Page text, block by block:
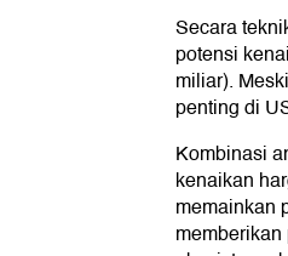
Secara
potensi
miliar).
penting di
Kombinasi
kenaikan
memainkan